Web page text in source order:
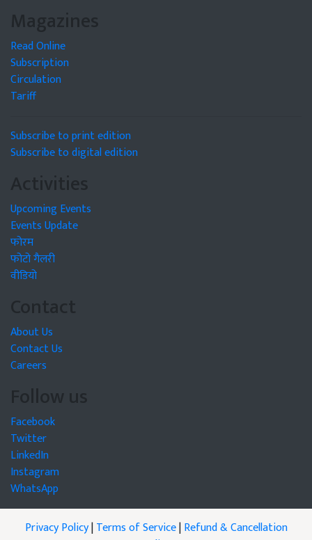
Magazines
Read Online
Subscription
Circulation
Tariff
Subscribe to print edition
Subscribe to digital edition
Activities
Upcoming Events
Events Update
फोरम
फोटो गैलरी
वीडियो
Contact
About Us
Contact Us
Careers
Follow us
Facebook
Twitter
LinkedIn
Instagram
WhatsApp
Privacy Policy|Terms of Service|Refund & Cancellation